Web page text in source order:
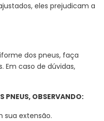
eles prejudicam a
dos pneus, faça
Em caso de dúvidas,
PNEUS, OBSERVANDO:
sua extensão.